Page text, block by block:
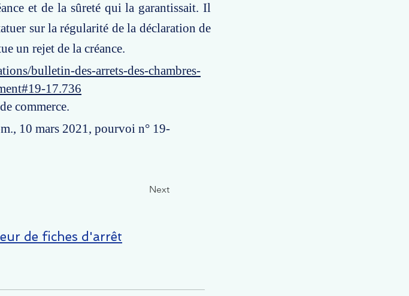
et de la sûreté qui la garantissait. Il
sur la régularité de la déclaration de
un rejet de la créance.
bulletin-des-arrets-des-chambres-
17.736
commerce.
10 mars 2021, pourvoi n° 19-
Next
de fiches d'arrêt